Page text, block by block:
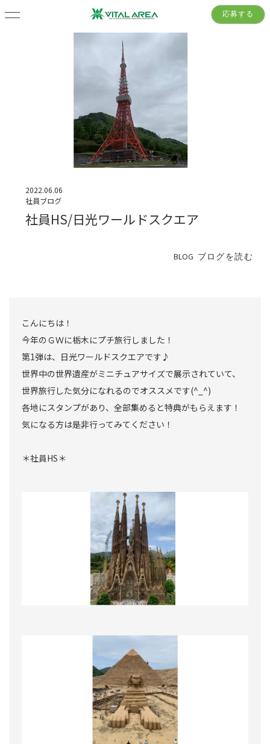
応募する
2022.06.06
社員ブログ
社員HS/日光ワールドスクエア
BLOG ブログを読む
こんにちは！
今年のＧＷに栃木にプチ旅行しました！
第1弾は、日光ワールドスクエアです♪
世界中の世界遺産がミニチュアサイズで展示されていて、
世界旅行した気分になれるのでオススメです(^_^)
各地にスタンプがあり、全部集めると特典がもらえます！
気になる方は是非行ってみてください！
＊社員HS＊